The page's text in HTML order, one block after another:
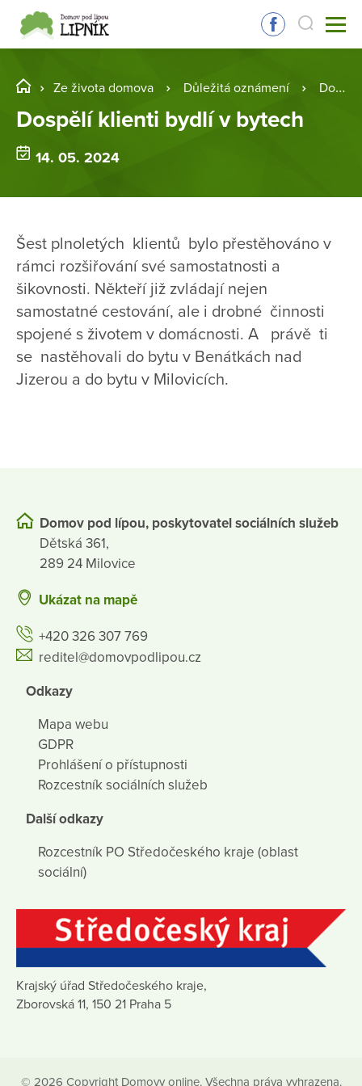
Ze života domova Důležitá oznámení Dospělí klienti bydlí v bytech
Dospělí klienti bydlí v bytech
14. 05. 2024
Šest plnoletých klientů bylo přestěhováno v
rámci rozšiřování své samostatnosti a
šikovnosti. Někteří již zvládají nejen
samostatné cestování, ale i drobné činnosti
spojené s životem v domácnosti. A právě ti
se nastěhovali do bytu v Benátkách nad
Jizerou a do bytu v Milovicích.
Domov pod lípou, poskytovatel sociálních služeb
Dětská 361,
289 24 Milovice
Ukázat na mapě
+420 326 307 769
reditel@domovpodlipou.cz
Odkazy
Mapa webu
GDPR
Prohlášení o přístupnosti
Rozcestník sociálních služeb
Další odkazy
Rozcestník PO Středočeského kraje (oblast
sociální)
Krajský úřad Středočeského kraje,
Zborovská 11, 150 21 Praha 5
© 2026 Copyright Domovy online. Všechna práva vyhrazena.